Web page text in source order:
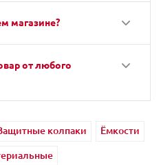
магазине?
от любого
колпаки
Ёмкости